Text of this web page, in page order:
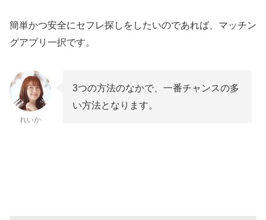
簡単かつ安全にセフレ探しをしたいのであれば、マッチン
グアプリ一択です。
れいか
3つの方法のなかで、一番チャンスの多
い方法となります。